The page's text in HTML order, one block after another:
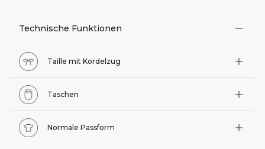
Technische Funktionen
Taille mit Kordelzug
Taschen
Normale Passform